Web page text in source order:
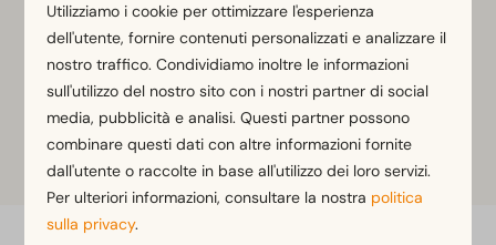
le attrazioni sono realizzate in legno. Dietro ogni
albero si nascondono sorprese e forme di legno.
Aperto tra aprile e ottobre.
Ulteriori informazioni
Utilizziamo i cookie per ottimizzare l'esperienza
dell'utente, fornire contenuti personalizzati e analizzare il
nostro traffico. Condividiamo inoltre le informazioni
sull'utilizzo del nostro sito con i nostri partner di social
media, pubblicità e analisi. Questi partner possono
combinare questi dati con altre informazioni fornite
dall'utente o raccolte in base all'utilizzo dei loro servizi.
Per ulteriori informazioni, consultare la nostra politica
sulla privacy.